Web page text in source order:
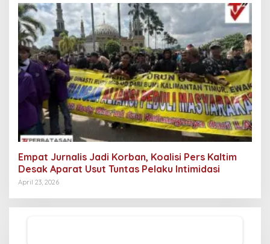
Empat Jurnalis Jadi Korban, Koalisi Pers Kaltim
Desak Aparat Usut Tuntas Pelaku Intimidasi
April 23, 2026